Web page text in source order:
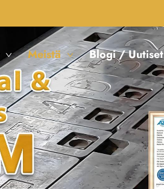
Meistä Blogi / Uutiset